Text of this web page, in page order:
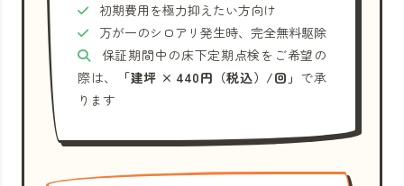
初期費用を極力抑えたい方向け
万が一のシロアリ発生時、完全無料駆除
保証期間中の床下定期点検をご希望の
際は、
「建坪 × 440円（税込）/回」 で承
ります